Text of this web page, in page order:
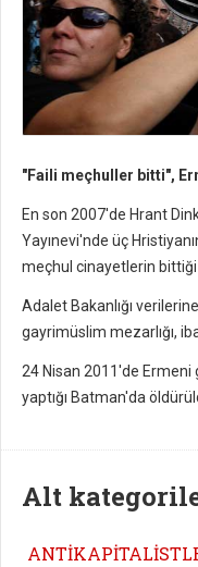
"Faili meçhuller bitti",
En son 2007'de Hrant
Yayınevi'nde üç
meçhul cinayetlerin bittiği
Adalet Bakanlığı
gayrimüslim mezarlığı,
24 Nisan 2011'de Ermeni
yaptığı Batman'da
Alt